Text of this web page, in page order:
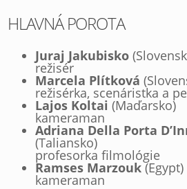
HLAVNÁ POROTA
Juraj Jakubisko
režisér
Marcela Plítková
režisérka, scenáristka a
Lajos Koltai (Maďarsko)
kameraman
Adriana Della Porta
(Taliansko)
profesorka filmológie
Ramses Marzouk(Egypt)
kameraman